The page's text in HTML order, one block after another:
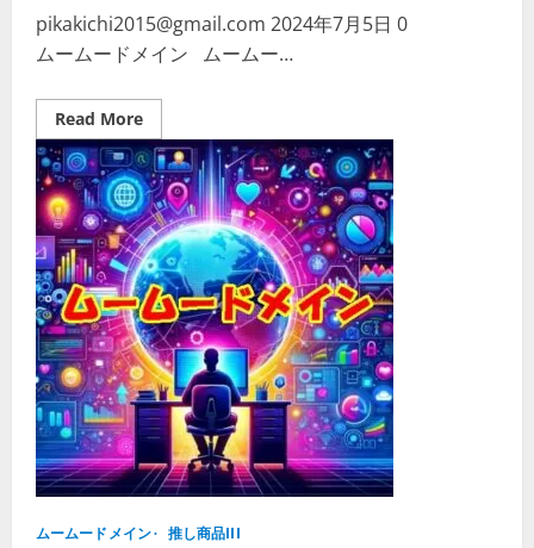
pikakichi2015@gmail.com 2024年7月5日 0
ムームードメイン ムームー…
Read MoreRead
more
about
ム
ー
ム
ー
ド
メ
イ
ン
で
複
数
ア
カ
ウ
ン
ト
を
用
し、
ド
イ
ムームードメイン 推し商品III